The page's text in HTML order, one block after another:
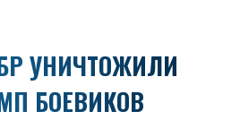
УНИЧТОЖИЛИ
БОЕВИКОВ